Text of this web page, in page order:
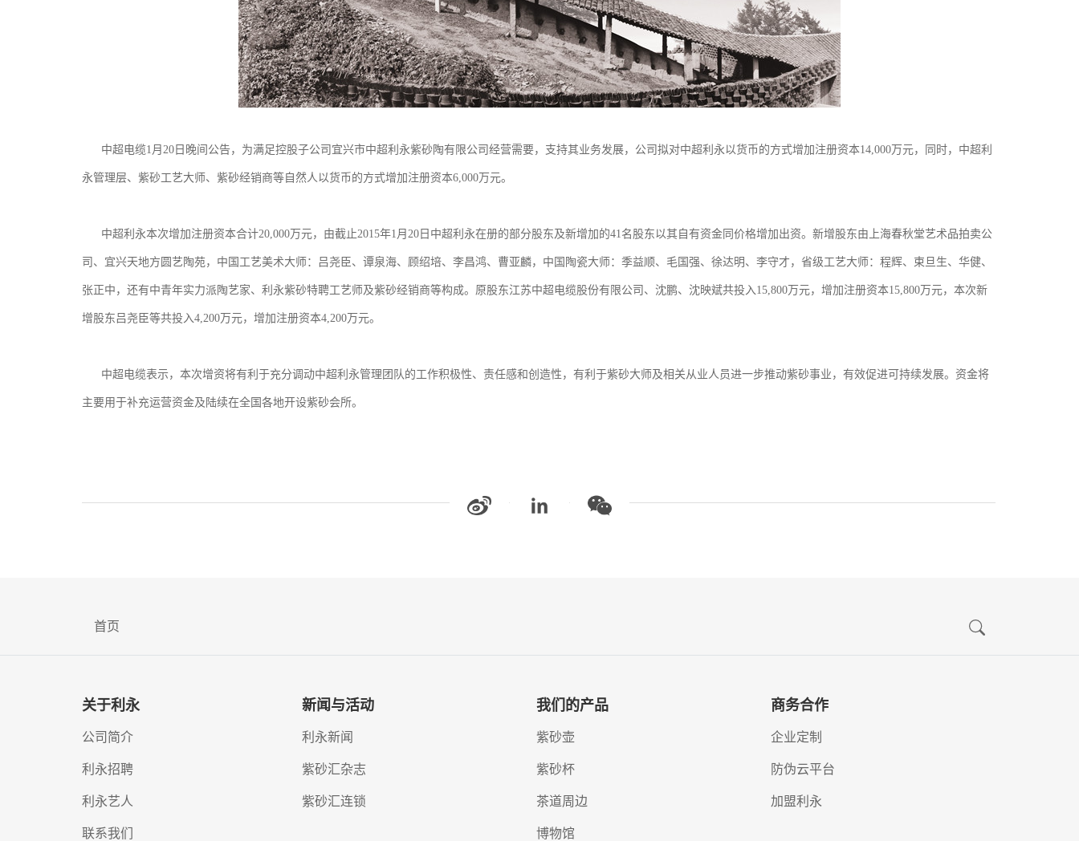
中超电缆1月20日晚间公告，为满足控股子公司宜兴市中超利永紫砂陶有限公司经营需要，支持其业务发展，公司拟对中超利永以货币的方式增加注册资本14,000万元，同时，中超利
永管理层、紫砂工艺大师、紫砂经销商等自然人以货币的方式增加注册资本6,000万元。
中超利永本次增加注册资本合计20,000万元，由截止2015年1月20日中超利永在册的部分股东及新增加的41名股东以其自有资金同价格增加出资。新增股东由上海春秋堂艺术品拍卖公
司、宜兴天地方圆艺陶苑，中国工艺美术大师：吕尧臣、谭泉海、顾绍培、李昌鸿、曹亚麟，中国陶瓷大师：季益顺、毛国强、徐达明、李守才，省级工艺大师：程辉、束旦生、华健、
张正中，还有中青年实力派陶艺家、利永紫砂特聘工艺师及紫砂经销商等构成。原股东江苏中超电缆股份有限公司、沈鹏、沈映斌共投入15,800万元，增加注册资本15,800万元，本次新
增股东吕尧臣等共投入4,200万元，增加注册资本4,200万元。
中超电缆表示，本次增资将有利于充分调动中超利永管理团队的工作积极性、责任感和创造性，有利于紫砂大师及相关从业人员进一步推动紫砂事业，有效促进可持续发展。资金将
主要用于补充运营资金及陆续在全国各地开设紫砂会所。
首页
关于利永
公司简介
利永招聘
利永艺人
联系我们
新闻与活动
利永新闻
紫砂汇杂志
紫砂汇连锁
我们的产品
紫砂壶
紫砂杯
茶道周边
博物馆
商务合作
企业定制
防伪云平台
加盟利永